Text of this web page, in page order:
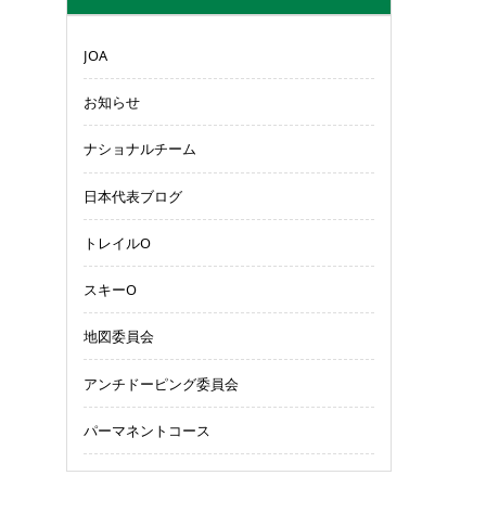
JOA
お知らせ
ナショナルチーム
日本代表ブログ
トレイルO
スキーO
地図委員会
アンチドーピング委員会
パーマネントコース